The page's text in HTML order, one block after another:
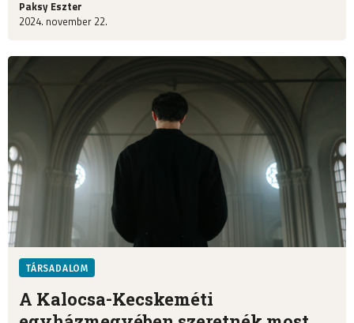
Paksy Eszter
2024. november 22.
TÁRSADALOM
A Kalocsa-Kecskeméti